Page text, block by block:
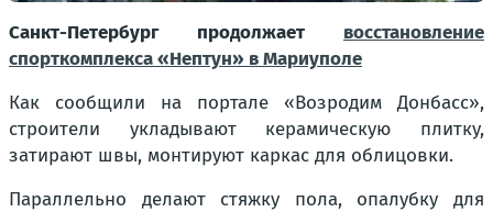
Санкт-Петербург продолжает восстановление
спорткомплекса «Нептун» в Мариуполе
Как сообщили на портале «Возродим Донбасс»,
строители укладывают керамическую плитку,
затирают швы, монтируют каркас для облицовки.
Параллельно делают стяжку пола, опалубку для